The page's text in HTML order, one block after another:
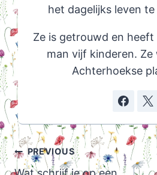
het dagelijks leven
Ze is getrouwd en
man vijf kinderen.
Achterhoekse
PostPREVIOUS